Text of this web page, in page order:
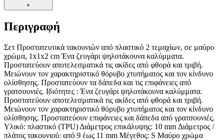
+
Περιγραφή
Σετ Προστατευτικά τακουνιών από πλαστικό 2 τεμαχίων, σε μαύρο
χρώμα, 1x1x2 cm Ένα ζευγάρι ψηλοτάκουνα καλύμματα.
Προστατεύουν αποτελεσματικά τις ακίδες από φθορά και τριβή.
Μειώνουν τον χαρακτηριστικό θόρυβο χτυπήματος και τον κίνδυνο
ολίσθησης. Προστατεύουν τα δάπεδα και τις επιφάνειες από
γρατσουνιές. Ιδιότητες : Ένα ζευγάρι ψηλοτάκουνα καλύμματα.
Προστατεύουν αποτελεσματικά τις ακίδες από φθορά και τριβή.
Μειώνουν τον χαρακτηριστικό θόρυβο χτυπήματος και τον κίνδυνο
ολίσθησης. Προστατεύουν επιφάνειες και δάπεδα από γρατσουνιές.
Υλικό: πλαστικό (TPU) Διάμετρος επικάλυψης: 10 mm Διάμετρος /
πλάτος τακουνιού: από 9 έως 11 mm Μέγεθος: S Μαύρο χρώμα